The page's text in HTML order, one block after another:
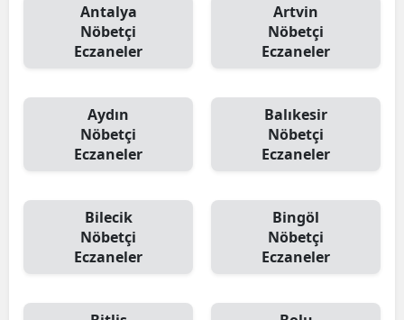
Antalya
Nöbetçi
Eczaneler
Artvin
Nöbetçi
Eczaneler
Aydın
Nöbetçi
Eczaneler
Balıkesir
Nöbetçi
Eczaneler
Bilecik
Nöbetçi
Eczaneler
Bingöl
Nöbetçi
Eczaneler